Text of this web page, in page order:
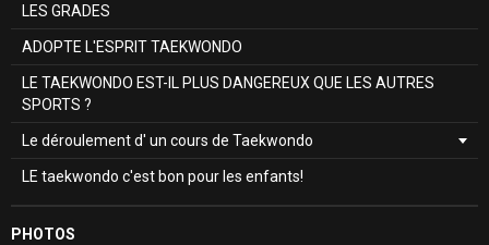
LES GRADES
ADOPTE L'ESPRIT TAEKWONDO
LE TAEKWONDO EST-IL PLUS DANGEREUX QUE LES AUTRES
SPORTS ?
Le déroulement d' un cours de Taekwondo
LE taekwondo c'est bon pour les enfants!
PHOTOS